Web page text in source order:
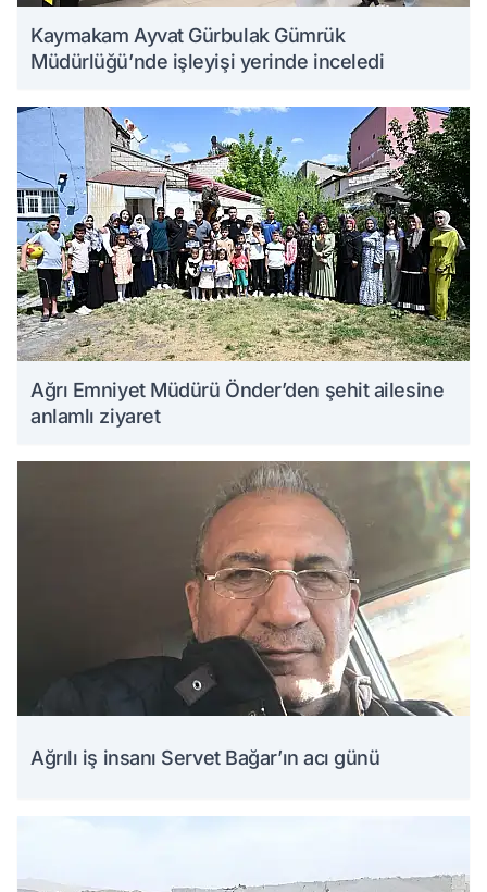
Kaymakam Ayvat Gürbulak Gümrük
Müdürlüğü’nde işleyişi yerinde inceledi
Ağrı Emniyet Müdürü Önder’den şehit ailesine
anlamlı ziyaret
Ağrılı iş insanı Servet Bağar’ın acı günü